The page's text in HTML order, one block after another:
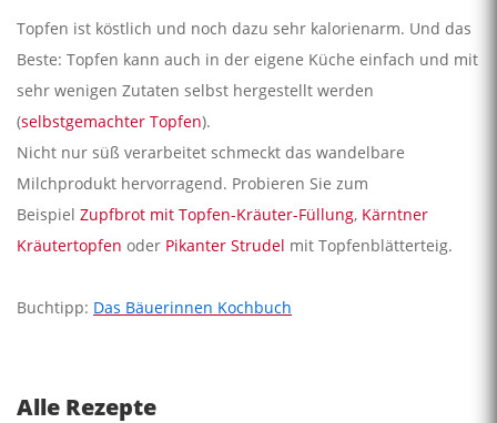
Topfen ist köstlich und noch dazu sehr kalorienarm. Und das
Beste: Topfen kann auch in der eigene Küche einfach und mit
sehr wenigen Zutaten selbst hergestellt werden
(selbstgemachter Topfen).
Nicht nur süß verarbeitet schmeckt das wandelbare
Milchprodukt hervorragend. Probieren Sie zum
Beispiel Zupfbrot mit Topfen-Kräuter-Füllung, Kärntner
Kräutertopfen oder Pikanter Strudel mit Topfenblätterteig.
Buchtipp: Das Bäuerinnen Kochbuch
Alle Rezepte